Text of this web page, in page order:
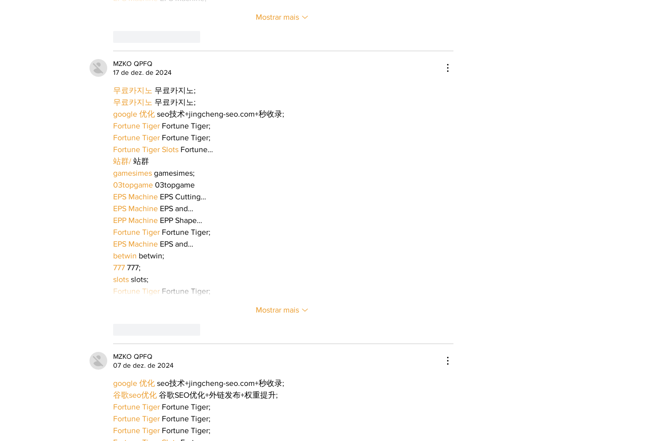
Mostrar mais
MZKO QPFQ
17 de dez. de 2024
무료카지노 무료카지노;
무료카지노 무료카지노;
google 优化 seo技术+jingcheng-seo.com+秒收录;
Fortune Tiger Fortune Tiger;
Fortune Tiger Fortune Tiger;
Fortune Tiger Slots Fortune…
站群/ 站群
gamesimes gamesimes;
03topgame 03topgame
EPS Machine EPS Cutting…
EPS Machine EPS and…
EPP Machine EPP Shape…
Fortune Tiger Fortune Tiger;
EPS Machine EPS and…
betwin betwin;
777 777;
slots slots;
Fortune Tiger Fortune Tiger;
Mostrar mais
MZKO QPFQ
07 de dez. de 2024
google 优化 seo技术+jingcheng-seo.com+秒收录;
谷歌seo优化 谷歌SEO优化+外链发布+权重提升;
Fortune Tiger Fortune Tiger;
Fortune Tiger Fortune Tiger;
Fortune Tiger Fortune Tiger;